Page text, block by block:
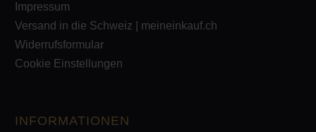
Impressum
Versand in die Schweiz | meineinkauf.ch
Widerrufsformular
Cookie Einstellungen
INFORMATIONEN